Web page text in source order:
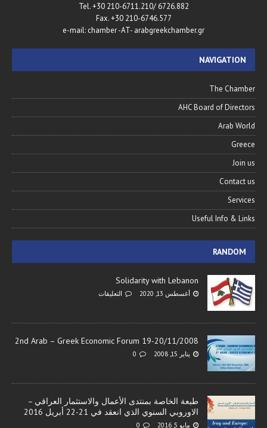
Tel. +30 210-6711.210/ 6726.882
Fax. +30 210-6746.577
e-mail: chamber -AT- arabgreekchamber.gr
NAVIGATION
The Chamber
AHC Board of Directors
Arab World
Greece
Join us
Contact us
Services
Useful Info & Links
RANDOM
Solidarity with Lebanon
أغسطس 13, 2020 التعليقات
2nd Arab – Greek Economic Forum 19-20/11/2008
يناير 15, 2008 0
طبعة الخاصة بمنتدى الأعمال والاستثمار العراقي –
الاوروبي السنوي الذي انعقد في 21-22 أبريل 2016
مايو 5, 2016 0